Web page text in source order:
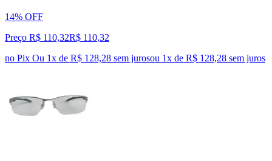
14% OFF
Preço R$ 110,32R$ 110,32
no Pix Ou 1x de R$ 128,28 sem jurosou 1x de R$ 128,28 sem juros